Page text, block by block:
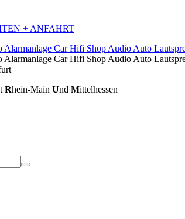
+ ANFAHRT
Rhein-Main Und Mittelhessen